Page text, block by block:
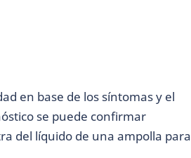
en base de los síntomas y el
se puede confirmar
del líquido de una ampolla para